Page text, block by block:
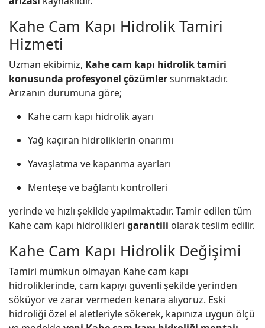
Kahe Cam Kapı Hidrolik Tamiri
Hizmeti
Uzman ekibimiz, Kahe cam kapı hidrolik tamiri
konusunda profesyonel çözümlersunmaktadır.
Arızanın durumuna göre;
Kahe cam kapı hidrolik ayarı
Yağ kaçıran hidroliklerin onarımı
Yavaşlatma ve kapanma ayarları
Menteşe ve bağlantı kontrolleri
yerinde ve hızlı şekilde yapılmaktadır. Tamir edilen tüm
Kahe cam kapı hidrolikleri garantili olarak teslim edilir.
Kahe Cam Kapı Hidrolik Değişimi
Tamiri mümkün olmayan Kahe cam kapı
hidroliklerinde, cam kapıyı güvenli şekilde yerinden
söküyor ve zarar vermeden kenara alıyoruz. Eski
hidroliği özel el aletleriyle sökerek, kapınıza uygun ölçü